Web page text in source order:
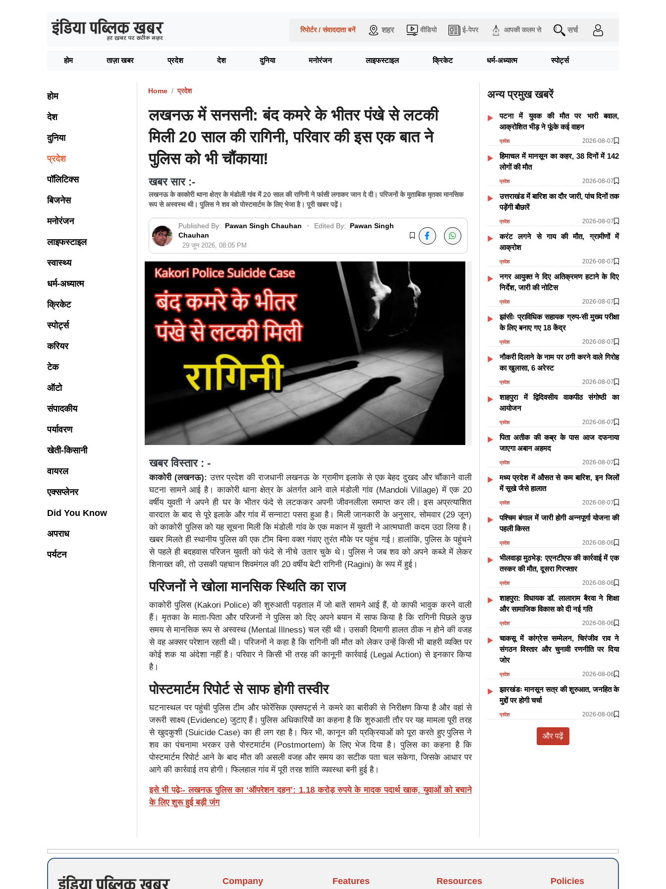
रिपोर्टर / संवाददाता बनें शहर वीडियो ई-पेपर आपकी कलम से सर्च
होम ताज़ा खबर प्रदेश देश दुनिया मनोरंजन लाइफस्टाइल क्रिकेट धर्म-अध्यात्म स्पोर्ट्स
होम
देश
दुनिया
प्रदेश
पॉलिटिक्स
बिजनेस
मनोरंजन
लाइफस्टाइल
स्वास्थ्य
धर्म-अध्यात्म
क्रिकेट
स्पोर्ट्स
करियर
टेक
ऑटो
संपादकीय
पर्यावरण
खेती-किसानी
वायरल
एक्सप्लेनर
Did You Know
अपराध
पर्यटन
Home प्रदेश
लखनऊ में सनसनी: बंद कमरे के भीतर पंखे से लटकी
मिली 20 साल की रागिनी, परिवार की इस एक बात ने
पुलिस को भी चौंकाया!
खबर सार :-
लखनऊ के काकोरी थाना क्षेत्र के मंडोली गांव में 20 साल की रागिनी ने फांसी लगाकर जान दे दी। परिजनों के मुताबिक मृतका मानसिक
रूप से अस्वस्थ थी। पुलिस ने शव को पोस्टमार्टम के लिए भेजा है। पूरी खबर पढ़ें।
Published By: Pawan Singh Chauhan • Edited By:
Pawan Singh
Chauhan
29 जून 2026, 08:05 PM
खबर विस्तार : -
काकोरी (लखनऊ):उत्तर प्रदेश की राजधानी लखनऊ के ग्रामीण इलाके से एक बेहद दुखद और चौंकाने वाली
घटना सामने आई है। काकोरी थाना क्षेत्र के अंतर्गत आने वाले मंडोली गांव (Mandoli Village) में एक 20
वर्षीय युवती ने अपने ही घर के भीतर फंदे से लटककर अपनी जीवनलीला समाप्त कर ली। इस अप्रत्याशित
वारदात के बाद से पूरे इलाके और गांव में सन्नाटा पसरा हुआ है। मिली जानकारी के अनुसार, सोमवार (29 जून)
को काकोरी पुलिस को यह सूचना मिली कि मंडोली गांव के एक मकान में युवती ने आत्मघाती कदम उठा लिया है।
खबर मिलते ही स्थानीय पुलिस की एक टीम बिना वक्त गंवाए तुरंत मौके पर पहुंच गई। हालांकि, पुलिस के पहुंचने
से पहले ही बदहवास परिजन युवती को फंदे से नीचे उतार चुके थे। पुलिस ने जब शव को अपने कब्जे में लेकर
शिनाख्त की, तो उसकी पहचान शिवमंगल की 20 वर्षीय बेटी रागिनी (Ragini) के रूप में हुई।
परिजनों ने खोला मानसिक स्थिति का राज
काकोरी पुलिस (Kakori Police) की शुरुआती पड़ताल में जो बातें सामने आई हैं, वो काफी भावुक करने वाली
हैं। मृतका के माता-पिता और परिजनों ने पुलिस को दिए अपने बयान में साफ किया है कि रागिनी पिछले कुछ
समय से मानसिक रूप से अस्वस्थ (Mental Illness) चल रही थी। उसकी दिमागी हालत ठीक न होने की वजह
से वह अक्सर परेशान रहती थी। परिजनों ने कहा है कि रागिनी की मौत को लेकर उन्हें किसी भी बाहरी व्यक्ति पर
कोई शक या अंदेशा नहीं है। परिवार ने किसी भी तरह की कानूनी कार्रवाई (Legal Action) से इनकार किया
है।
पोस्टमार्टम रिपोर्ट से साफ होगी तस्वीर
घटनास्थल पर पहुंची पुलिस टीम और फोरेंसिक एक्सपर्ट्स ने कमरे का बारीकी से निरीक्षण किया है और वहां से
जरूरी साक्ष्य (Evidence) जुटाए हैं। पुलिस अधिकारियों का कहना है कि शुरुआती तौर पर यह मामला पूरी तरह
से खुदकुशी (Suicide Case) का ही लग रहा है। फिर भी, कानून की प्रक्रियाओं को पूरा करते हुए पुलिस ने
शव का पंचनामा भरकर उसे पोस्टमार्टम (Postmortem) के लिए भेज दिया है। पुलिस का कहना है कि
पोस्टमार्टम रिपोर्ट आने के बाद मौत की असली वजह और समय का सटीक पता चल सकेगा, जिसके आधार पर
आगे की कार्रवाई तय होगी। फिलहाल गांव में पूरी तरह शांति व्यवस्था बनी हुई है।
इसे भी पढ़ेः- लखनऊ पुलिस का ‘ऑपरेशन दहन’: 1.18 करोड़ रुपये के मादक पदार्थ खाक, युवाओं को बचाने
के लिए शुरू हुई बड़ी जंग
अन्य प्रमुख खबरें
पटना में युवक की मौत पर भारी बवाल,
आक्रोशित भीड़ ने फूंके कई वाहन
प्रदेश 2026-08-07
हिमाचल में मानसून का कहर, 38 दिनों में 142
लोगों की मौत
प्रदेश 2026-08-07
उत्तराखंड में बारिश का दौर जारी, पांच दिनों तक
पड़ेंगी बौछारें
प्रदेश 2026-08-07
करंट लगने से गाय की मौत, ग्रामीणों में
आक्रोश
प्रदेश 2026-08-07
नगर आयुक्त ने दिए अतिक्रमण हटाने के दिए
निर्देश, जारी की नोटिस
प्रदेश 2026-08-07
झांसीः प्राविधिक सहायक ग्रुप-सी मुख्य परीक्षा
के लिए बनाए गए 18 केंद्र
प्रदेश 2026-08-07
नौकरी दिलाने के नाम पर ठगी करने वाले गिरोह
का खुलासा, 6 अरेस्ट
प्रदेश 2026-08-07
शाहपुरा में द्विदिवसीय वाकपीठ संगोष्ठी का
आयोजन
प्रदेश 2026-08-07
पिता अतीक की कब्र के पास आज दफनाया
जाएगा अबान अहमद
प्रदेश 2026-08-07
मध्य प्रदेश में औसत से कम बारिश, इन जिलों
में सूखे जैसे हालात
प्रदेश 2026-08-07
पश्चिम बंगाल में जारी होगी अन्नपूर्णा योजना की
पहली किस्त
प्रदेश 2026-08-06
भीलवाड़ा मुठभेड़: एएनटीएफ की कार्रवाई में एक
तस्कर की मौत, दूसरा गिरफ्तार
प्रदेश 2026-08-06
शाहपुरा: विधायक डॉ. लालाराम बैरवा ने शिक्षा
और सामाजिक विकास को दी नई गति
प्रदेश 2026-08-06
चाकसू में कांग्रेस सम्मेलन, चिरंजीव राव ने
संगठन विस्तार और चुनावी रणनीति पर दिया
जोर
प्रदेश 2026-08-06
झारखंडः मानसून सत्र की शुरुआत, जनहित के
मुद्दों पर होगी चर्चा
प्रदेश 2026-08-06
और पढ़ें
Company Features Resources Policies